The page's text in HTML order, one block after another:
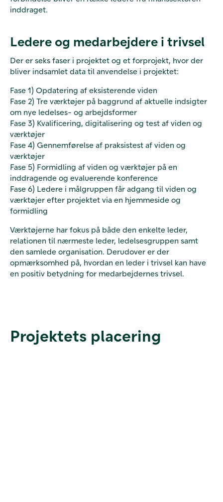
inddraget.
Ledere og medarbejdere i trivsel
Der er seks faser i projektet og et forprojekt, hvor der
bliver indsamlet data til anvendelse i projektet:
Fase 1) Opdatering af eksisterende viden
Fase 2) Tre værktøjer på baggrund af aktuelle indsigter
om nye ledelses- og arbejdsformer
Fase 3) Kvalificering, digitalisering og test af viden og
værktøjer
Fase 4) Gennemførelse af praksistest af viden og
værktøjer
Fase 5) Formidling af viden og værktøjer på en
inddragende og evaluerende konference
Fase 6) Ledere i målgruppen får adgang til viden og
værktøjer efter projektet via en hjemmeside og
formidling
Værktøjerne har fokus på både den enkelte leder,
relationen til nærmeste leder, ledelsesgruppen samt
den samlede organisation. Derudover er der
opmærksomhed på, hvordan en leder i trivsel kan have
en positiv betydning for medarbejdernes trivsel.
Projektets placering